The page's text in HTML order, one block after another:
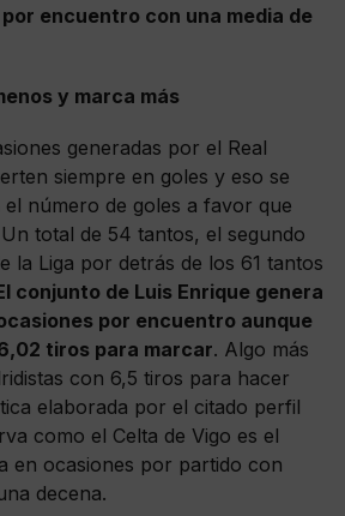
encuentro con una media de
y marca más
generadas por el Real
siempre en goles y eso se
número de goles a favor que
total de 54 tantos, el segundo
la Liga por detrás de los 61 tantos
conjunto de Luis Enrique genera
por encuentro aunque
tiros para marcar. Algo más
con 6,5 tiros para hacer
elaborada por el citado perfil
como el Celta de Vigo es el
en ocasiones por partido con
decena.